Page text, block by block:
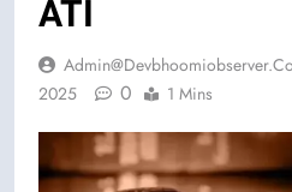
ATI
2025
0 1 Mins